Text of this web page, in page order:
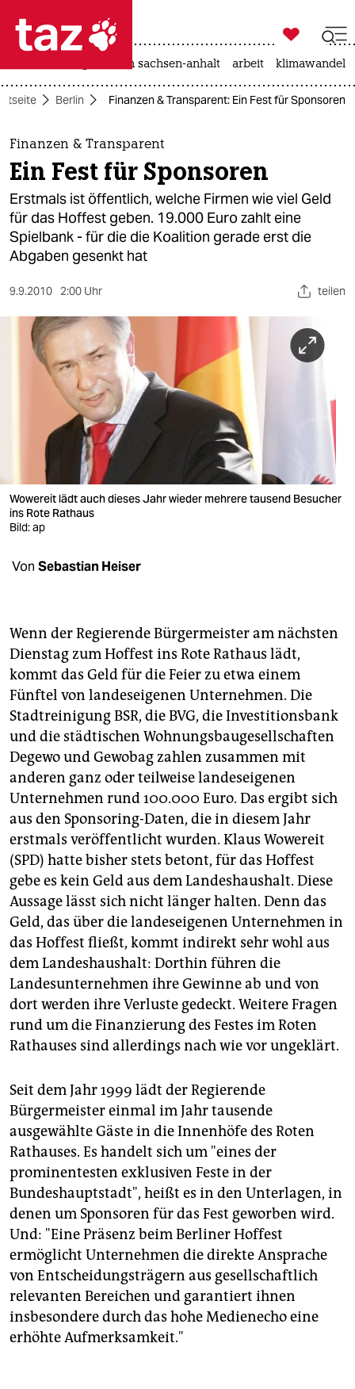
 taz zahl ich
taz zahl ich
themen
politik
öko
gesellschaft
kultur
sport
berlin
wahrheit
verlag
verlag
veranstaltungen
abo
genossenschaft
epaper login

taz zahl ich
landtagswahl in sachsen-anhalt arbeit klimawandel
Berlin Finanzen & Transparent: Ein Fest für Sponsoren
Finanzen & Transparent
Ein Fest für Sponsoren
Erstmals ist öffentlich, welche Firmen wie viel Geld
für das Hoffest geben. 19.000 Euro zahlt eine
Spielbank - für die die Koalition gerade erst die
Abgaben gesenkt hat
9.9.2010 2:00 Uhr teilen
Wowereit lädt auch dieses Jahr wieder mehrere tausend Besucher
ins Rote Rathaus
Bild: ap
Von Sebastian Heiser
Wenn der Regierende Bürgermeister am nächsten
Dienstag zum Hoffest ins Rote Rathaus lädt,
kommt das Geld für die Feier zu etwa einem
Fünftel von landeseigenen Unternehmen. Die
Stadtreinigung BSR, die BVG, die Investitionsbank
und die städtischen Wohnungsbaugesellschaften
Degewo und Gewobag zahlen zusammen mit
anderen ganz oder teilweise landeseigenen
Unternehmen rund 100.000 Euro. Das ergibt sich
aus den Sponsoring-Daten, die in diesem Jahr
erstmals veröffentlicht wurden. Klaus Wowereit
(SPD) hatte bisher stets betont, für das Hoffest
gebe es kein Geld aus dem Landeshaushalt. Diese
Aussage lässt sich nicht länger halten. Denn das
Geld, das über die landeseigenen Unternehmen in
das Hoffest fließt, kommt indirekt sehr wohl aus
dem Landeshaushalt: Dorthin führen die
Landesunternehmen ihre Gewinne ab und von
dort werden ihre Verluste gedeckt. Weitere Fragen
rund um die Finanzierung des Festes im Roten
Rathauses sind allerdings nach wie vor ungeklärt.
Seit dem Jahr 1999 lädt der Regierende
Bürgermeister einmal im Jahr tausende
ausgewählte Gäste in die Innenhöfe des Roten
Rathauses. Es handelt sich um "eines der
prominentesten exklusiven Feste in der
Bundeshauptstadt", heißt es in den Unterlagen, in
denen um Sponsoren für das Fest geworben wird.
Und: "Eine Präsenz beim Berliner Hoffest
ermöglicht Unternehmen die direkte Ansprache
von Entscheidungsträgern aus gesellschaftlich
relevanten Bereichen und garantiert ihnen
insbesondere durch das hohe Medienecho eine
erhöhte Aufmerksamkeit."